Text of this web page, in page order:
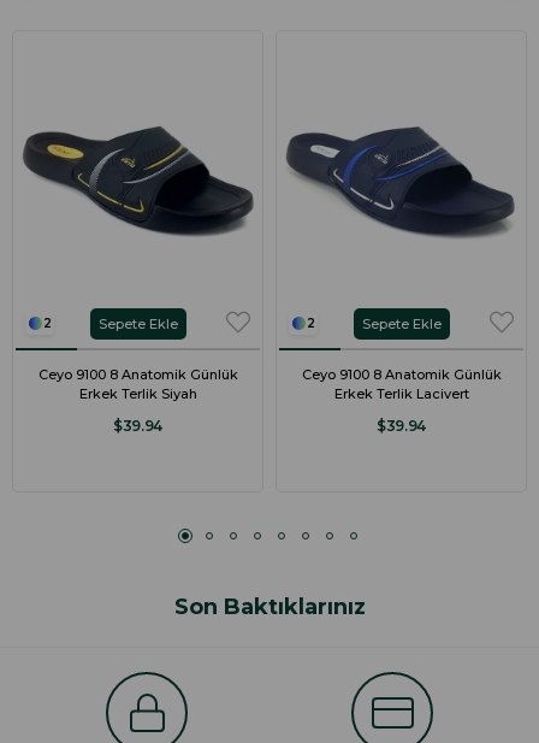
2
Ceyo 9100 8 Anatomik Günlük
Erkek Terlik Siyah
$39.94
Sepete Ekle 2
Ceyo 9100 8 Anatomik Günlük
Erkek Terlik Lacivert
$39.94
Sepete Ekle
Son Baktıklarınız